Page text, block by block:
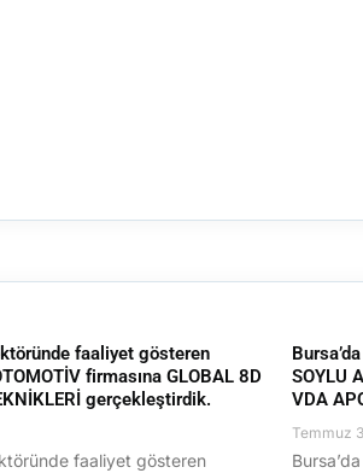
faaliyet gösteren
firmasına GLOBAL 8D
gerçekleştirdik.
faaliyet gösteren
SOYLU
VDA
Temmuz